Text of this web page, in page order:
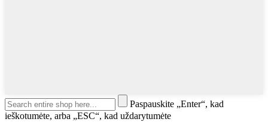
Paspauskite „Enter“, kad
ieškotumėte, arba „ESC“, kad uždarytumėte